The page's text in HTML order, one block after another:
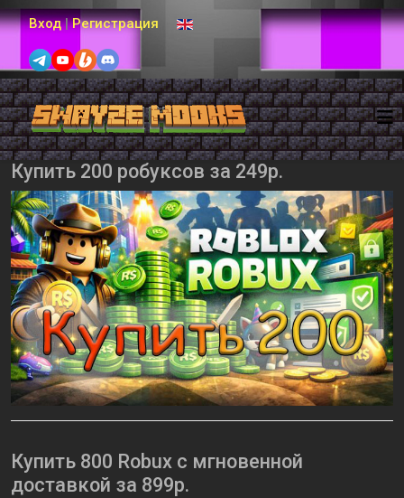
Вход | Регистрация Выберите язык
Купить 200 робуксов за 249р.
Купить 800 Robux с мгновенной
доставкой за 899р.